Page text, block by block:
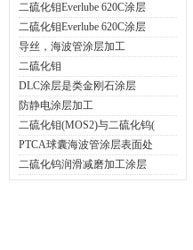
二硫化钼Everlube 620C涂层
二硫化钼Everlube 620C涂层
导丝，海波管涂层加工
二硫化钼
DLC涂层是类金刚石涂层
防静电涂层加工
二硫化钼(MOS2)与二硫化钨(
PTCA球囊海波管涂层表面处
二硫化钨润滑减磨加工涂层